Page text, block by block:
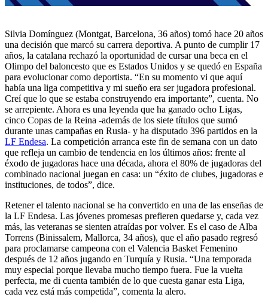
Silvia Domínguez (Montgat, Barcelona, 36 años) tomó hace 20 años
una decisión que marcó su carrera deportiva. A punto de cumplir 17
años, la catalana rechazó la oportunidad de cursar una beca en el
Olimpo del baloncesto que es Estados Unidos y se quedó en España
para evolucionar como deportista. “En su momento vi que aquí
había una liga competitiva y mi sueño era ser jugadora profesional.
Creí que lo que se estaba construyendo era importante”, cuenta. No
se arrepiente. Ahora es una leyenda que ha ganado ocho Ligas,
cinco Copas de la Reina -además de los siete títulos que sumó
durante unas campañas en Rusia- y ha disputado 396 partidos en la
LF Endesa. La competición arranca este fin de semana con un dato
que refleja un cambio de tendencia en los últimos años: frente al
éxodo de jugadoras hace una década, ahora el 80% de jugadoras del
combinado nacional juegan en casa: un “éxito de clubes, jugadoras e
instituciones, de todos”, dice.
Retener el talento nacional se ha convertido en una de las enseñas de
la LF Endesa. Las jóvenes promesas prefieren quedarse y, cada vez
más, las veteranas se sienten atraídas por volver. Es el caso de Alba
Torrens (Binissalem, Mallorca, 34 años), que el año pasado regresó
para proclamarse campeona con el Valencia Basket Femenino
después de 12 años jugando en Turquía y Rusia. “Una temporada
muy especial porque llevaba mucho tiempo fuera. Fue la vuelta
perfecta, me di cuenta también de lo que cuesta ganar esta Liga,
cada vez está más competida”, comenta la alero.